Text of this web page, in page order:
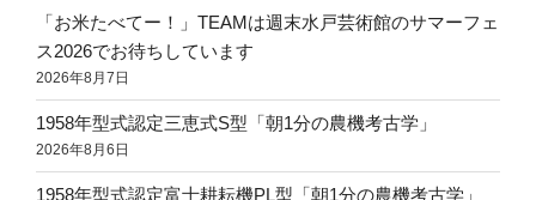
「お米たべてー！」TEAMは週末水戸芸術館のサマーフェ
ス2026でお待ちしています
2026年8月7日
1958年型式認定三恵式S型「朝1分の農機考古学」
2026年8月6日
1958年型式認定富士耕耘機PL型「朝1分の農機考古学」